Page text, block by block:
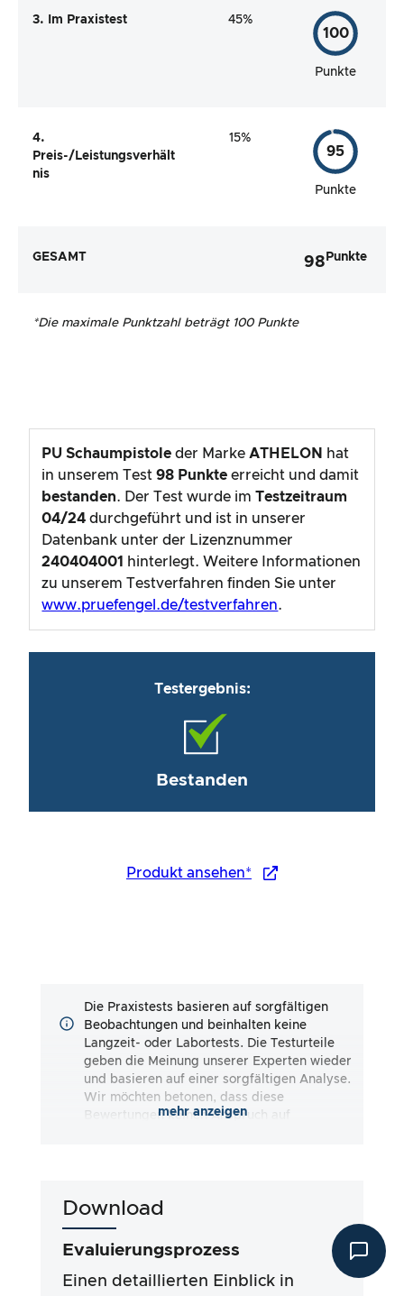
3. Im Praxistest 45%
100
Punkte
4.
Preis-/Leistungsverhält
nis
15%
95
Punkte
GESAMT 98 Punkte
*Die maximale Punktzahl beträgt 100 Punkte
PU Schaumpistole der Marke ATHELON
hat
in unserem Test 98 Punkteerreicht und damit
bestanden. Der Test wurde imTestzeitraum
04/24 durchgeführt und ist in unserer
Datenbank unter der Lizenznummer
240404001 hinterlegt. Weitere Informationen
zu unserem Testverfahren finden Sie unter
www.pruefengel.de/testverfahren.
Testergebnis:
Bestanden
Produkt ansehen*
Die Praxistests basieren auf sorgfältigen
Beobachtungen und beinhalten keine
Langzeit- oder Labortests. Die Testurteile
geben die Meinung unserer Experten wieder
und basieren auf einer sorgfältigen Analyse.
Wir möchten betonen, dass diese
Bewertungen keinen Anspruch auf
Haftung für die Richtigkeit oder
übernommen wird. Wichtig ist, dass unsere
Tests nicht auf gesetzlichen Vorgaben,
medizinischen Wirkungen oder spezifischen
mehr anzeigen
Download
Evaluierungsprozess
Einen detaillierten Einblick in